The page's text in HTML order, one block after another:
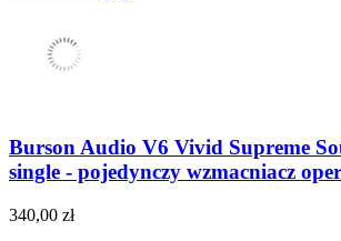
Burson Audio V6 Vivid Supreme
single - pojedynczy wzmacniacz
340,00 zł